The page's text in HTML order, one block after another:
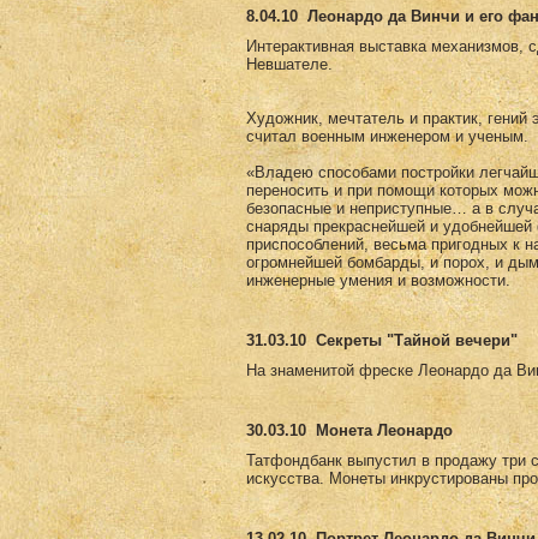
8.04.10 Леонардо да Винчи и его
Интерактивная выставка механизмов,
Невшателе.
Художник, мечтатель и практик,
считал военным инженером и ученым.
«Владею способами постройки
переносить и при помощи которых
безопасные и неприступные… а в
снаряды прекраснейшей и
приспособлений, весьма пригодных к
огромнейшей бомбарды, и порох, и
инженерные умения и возможности.
31.03.10 Секреты "Тайной вечери"
На знаменитой фреске Леонардо да
30.03.10
Монета Леонардо
Татфондбанк выпустил в продажу три
искусства. Монеты инкрустированы